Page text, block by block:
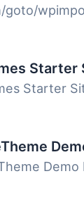
Starter